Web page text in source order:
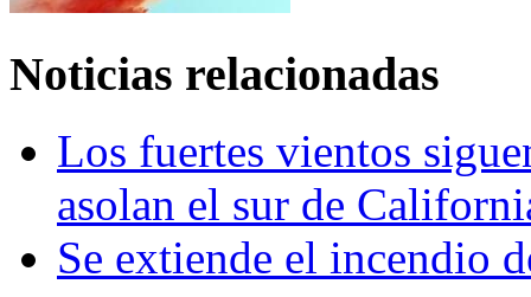
Noticias relacionadas
Los fuertes vientos
asolan el sur de
Se extiende el incendio